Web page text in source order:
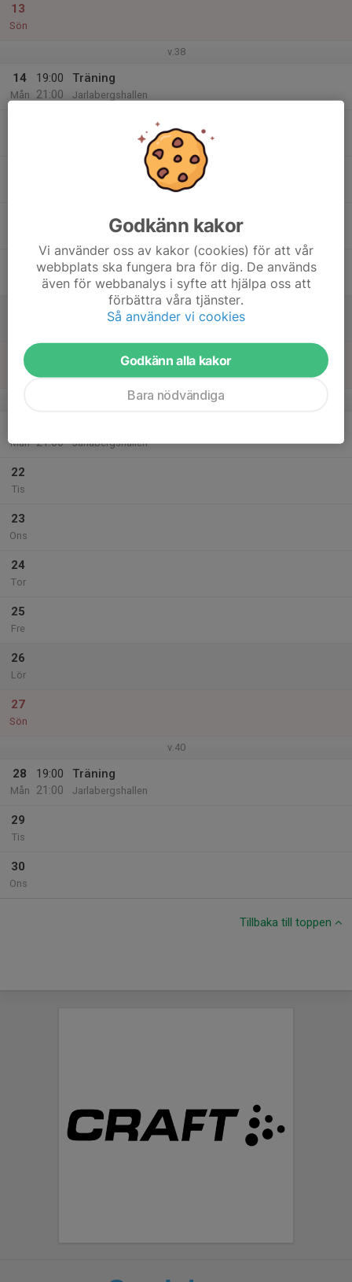
13
Sön
v.38
14
Mån
19:00
21:00
Träning
Jarlabergshallen
20
Sön
v.39
Mån 21:00
Jarlabergshallen
22
Tis
23
Ons
24
Tor
25
Fre
26
Lör
27
Sön
v.40
28
Mån
19:00
21:00
Träning
Jarlabergshallen
29
Tis
30
Ons
Tillbaka till toppen
Godkänn kakor
Vi använder oss av kakor (cookies) för att vår
webbplats ska fungera bra för dig. De används
även för webbanalys i syfte att hjälpa oss att
förbättra våra tjänster.
Så använder vi cookies
Godkänn alla kakor
Bara nödvändiga